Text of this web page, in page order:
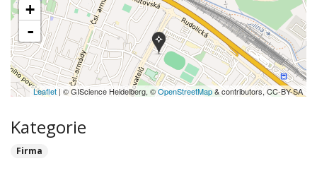
+
-
Leaflet | © GIScience Heidelberg, ©OpenStreetMap& contributors, CC-BY-SA
Kategorie
Firma